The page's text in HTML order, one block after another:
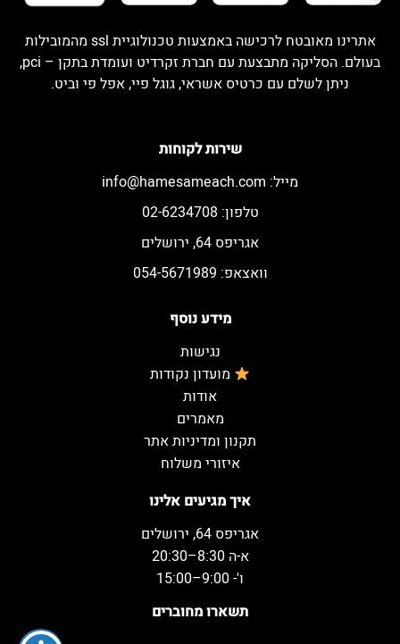
איך מגיעים אלינו
אגריפס 64, ירושלים
א-ה 8:30–20:30
ו'- 9:00–15:00
תשארו מחוברים
מידע נוסף
נגישות
מועדון נקודות
אודות
מאמרים
תקנון ומדיניות אתר
איזורי משלוח
שירות לקוחות
מייל: info@hamesameach.com
טלפון: 02-6234708
אגריפס 64, ירושלים
וואצאפ: 054-5671989
אתרינו מאובטח לרכישה באמצעות טכנולוגיית ssl מהמובילות
בעולם. הסליקה מתבצעת עם חברת זקרדיט ועומדת בתקן – pci,
ניתן לשלם עם כרטיס אשראי, גוגל פיי, אפל פי וביט.